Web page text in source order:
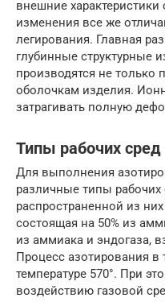
внешние характеристики
изменения все же
легирования. Главная
глубинные структурные
производятся не
оболочкам изделия.
затрагивать полную
Типы рабочих сред
Для выполнения
различные типы
распространенной из
состоящая на 50% из
из аммиака и эндогаза,
Процесс азотирования в
температуре 570°. При
воздействию газовой